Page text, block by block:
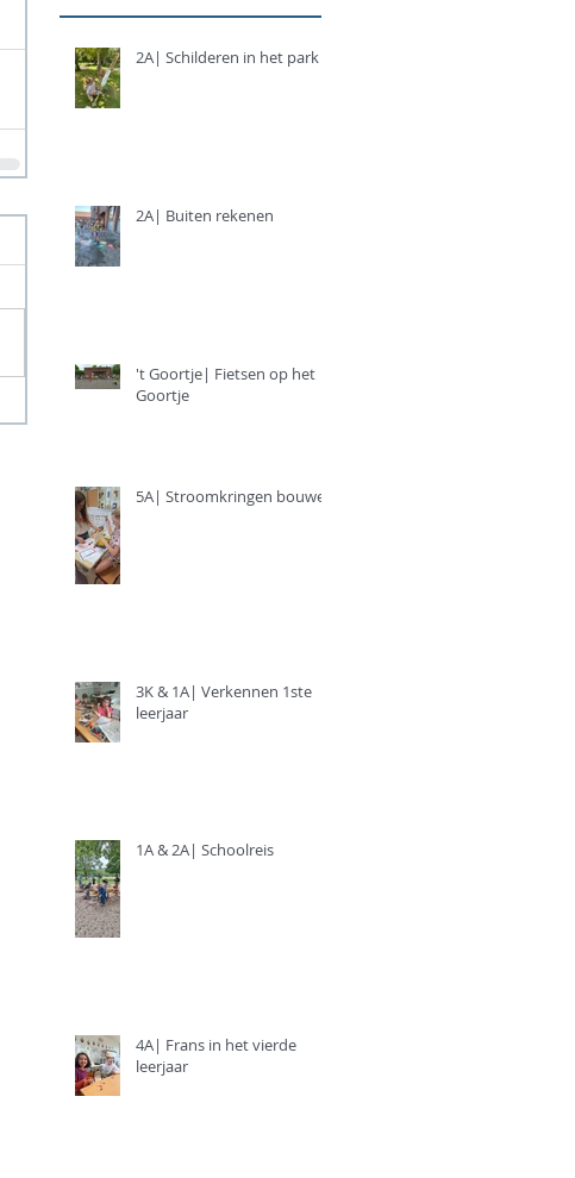
2A| Schilderen in het park
2A| Buiten rekenen
't Goortje| Fietsen op het
Goortje
5A| Stroomkringen bouwen
3K & 1A| Verkennen 1ste
leerjaar
1A & 2A| Schoolreis
4A| Frans in het vierde
leerjaar